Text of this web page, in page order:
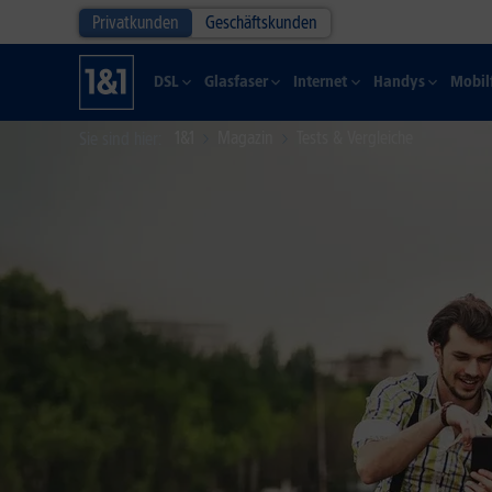
Privatkunden Geschäftskunden
DSL Glasfaser Internet Handys